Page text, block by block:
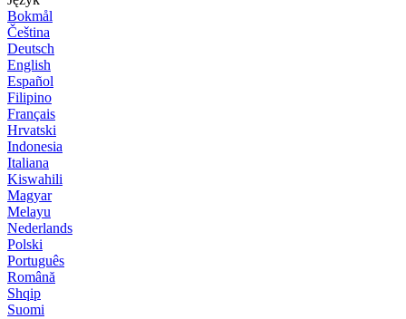
Bokmål
Čeština
Deutsch
English
Español
Filipino
Français
Hrvatski
Indonesia
Italiana
Kiswahili
Magyar
Melayu
Nederlands
Polski
Português
Română
Shqip
Suomi